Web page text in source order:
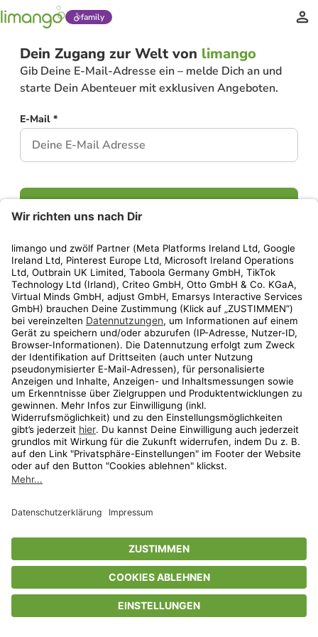
family
Dein Zugang zur Welt von limango
Gib Deine E-Mail-Adresse ein – melde Dich an und
starte Dein Abenteuer mit exklusiven Angeboten.
E-Mail *
Weiter
Privatsphäre-EinstellungenAGBDatenschutzCompliance
GeschenkgutscheinbedingungenImpressumHelp Center